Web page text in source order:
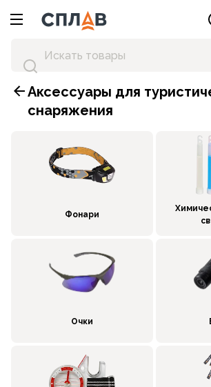
Аксессуары для
снаряжения
Фонари
Очки